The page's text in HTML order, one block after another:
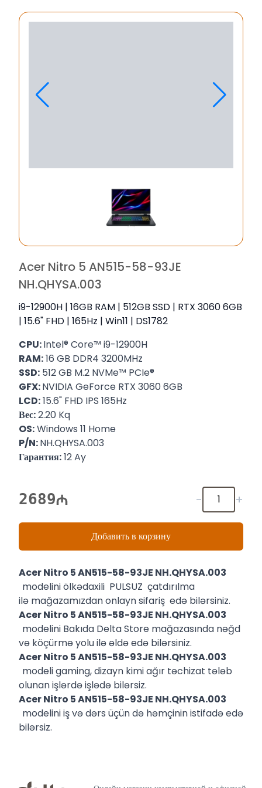
Acer Nitro 5 AN515-58-93JE
NH.QHYSA.003
i9-12900H | 16GB RAM | 512GB SSD | RTX 3060 6GB
| 15.6" FHD | 165Hz | Win11 | DS1782
CPU:Intel® Core™ i9-12900H
RAM:16 GB DDR4 3200MHz
SSD: 512 GB M.2 NVMe™ PCIe®
GFX:NVIDIA GeForce RTX 3060 6GB
LCD:15.6" FHD IPS 165Hz
Вес:2.20 Kq
OS:Windows 11 Home
P/N:NH.QHYSA.003
Гарантия:12 Ay
2689 - +
Добавить в корзину
Acer Nitro 5 AN515-58-93JE NH.QHYSA.003
modelini ölkədaxili PULSUZ çatdırılma
ilə mağazamızdan onlayn sifariş edə bilərsiniz.
Acer Nitro 5 AN515-58-93JE NH.QHYSA.003
modelini Bakıda Delta Store mağazasında nəğd
və köçürmə yolu ilə əldə edə bilərsiniz.
Acer Nitro 5 AN515-58-93JE NH.QHYSA.003
modeli gaming, dizayn kimi ağır təchizat tələb
olunan işlərdə işlədə bilərsiz.
Acer Nitro 5 AN515-58-93JE NH.QHYSA.003
modelini iş və dərs üçün də həmçinin istifadə edə
bilərsiz.